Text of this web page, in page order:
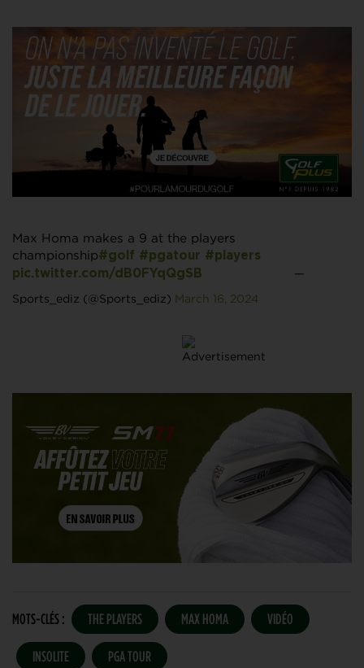
Max Homa makes a 9 at the players
championship#golf #pgatour #players
pic.twitter.com/dB0FYqQgSB
—
Sports_ediz (@Sports_ediz) March 16, 2024
MOTS-CLÉS : THE PLAYERS MAX HOMA VIDÉO
INSOLITE PGA TOUR